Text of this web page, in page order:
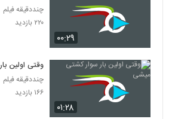
۰۰:۲۹
چنددقیقه فیلم
۲۲۰ بازدید
۰۱:۲۸
وقتی اولین
چنددقیقه فیلم
۱۶۶ بازدید